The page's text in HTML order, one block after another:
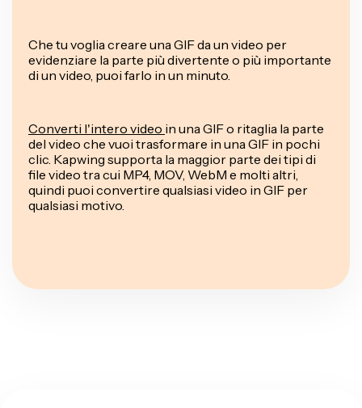
Che tu voglia creare una GIF da un video per
evidenziare la parte più divertente o più importante
di un video, puoi farlo in un minuto.
Converti l'intero video in una GIF o ritaglia la parte
del video che vuoi trasformare in una GIF in pochi
clic. Kapwing supporta la maggior parte dei tipi di
file video tra cui MP4, MOV, WebM e molti altri,
quindi puoi convertire qualsiasi video in GIF per
qualsiasi motivo.